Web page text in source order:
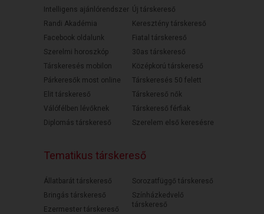
Intelligens ajánlórendszer
Randi Akadémia
Facebook oldalunk
Szerelmi horoszkóp
Társkeresés mobilon
Párkeresők most online
Elit társkereső
Válófélben lévőknek
Diplomás társkereső
Új társkereső
Keresztény társkereső
Fiatal társkereső
30as társkereső
Középkorú társkereső
Társkeresés 50 felett
Társkereső nők
Társkereső férfiak
Szerelem első keresésre
Tematikus társkereső
Állatbarát társkereső
Bringás társkereső
Ezermester társkereső
Sorozatfüggő társkereső
Színházkedvelő
társkereső